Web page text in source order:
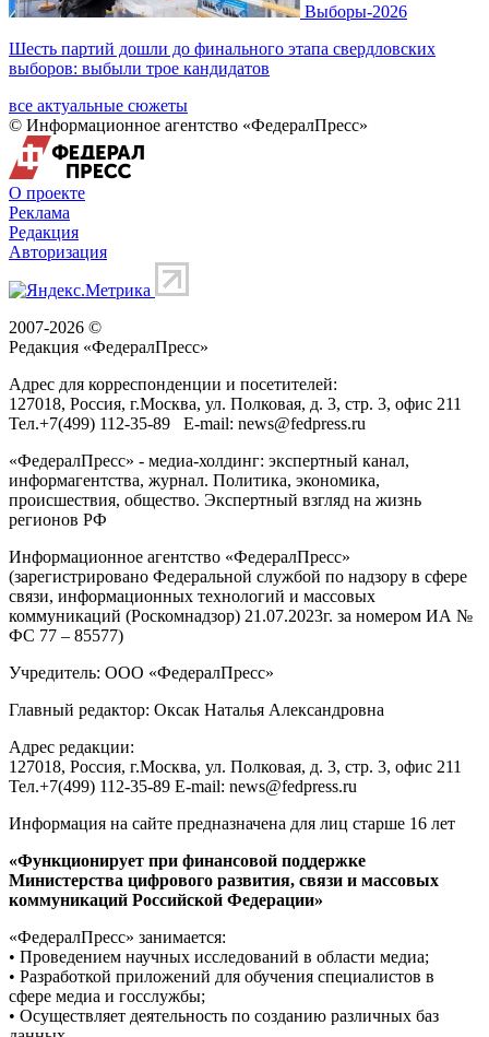
Выборы-2026
Шесть партий дошли до финального этапа свердловских
выборов: выбыли трое кандидатов
все актуальные сюжеты
© Информационное агентство «ФедералПресс»
О проекте
Реклама
Редакция
Авторизация
2007-2026 ©
Редакция «ФедералПресс»
Адрес для корреспонденции и посетителей:
127018, Россия, г.Москва, ул. Полковая, д. 3, стр. 3, офис 211
Тел.+7(499) 112-35-89 E-mail: news@fedpress.ru
«ФедералПресс» - медиа-холдинг: экспертный канал,
информагентства, журнал. Политика, экономика,
происшествия, общество. Экспертный взгляд на жизнь
регионов РФ
Информационное агентство «ФедералПресс»
(зарегистрировано Федеральной службой по надзору в сфере
связи, информационных технологий и массовых
коммуникаций (Роскомнадзор) 21.07.2023г. за номером ИА №
ФС 77 – 85577)
Учредитель: ООО «ФедералПресс»
Главный редактор: Оксак Наталья Александровна
Адрес редакции:
127018, Россия, г.Москва, ул. Полковая, д. 3, стр. 3, офис 211
Тел.+7(499) 112-35-89 E-mail: news@fedpress.ru
Информация на сайте предназначена для лиц старше 16 лет
«Функционирует при финансовой поддержке
Министерства цифрового развития, связи и массовых
коммуникаций Российской Федерации»
«ФедералПресс» занимается:
• Проведением научных исследований в области медиа;
• Разработкой приложений для обучения специалистов в
сфере медиа и госслужбы;
• Осуществляет деятельность по созданию различных баз